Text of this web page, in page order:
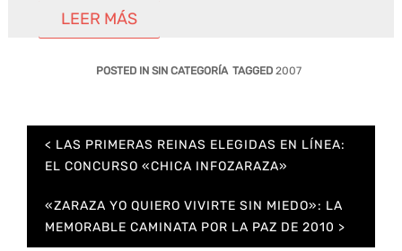
LEER MÁS
POSTED IN SIN CATEGORÍA TAGGED 2007
Navegación
de
LAS PRIMERAS REINAS ELEGIDAS EN LÍNEA:
EL CONCURSO «CHICA INFOZARAZA»
«ZARAZA YO QUIERO VIVIRTE SIN MIEDO»: LA
MEMORABLE CAMINATA POR LA PAZ DE 2010